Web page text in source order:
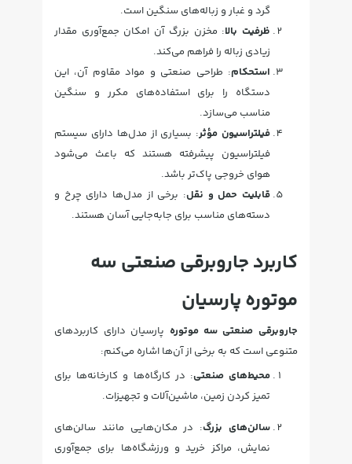
گرد و غبار و زباله‌های سنگین است.
ظرفیت بالا: مخزن بزرگ آن امکان جمع‌آوری مقدار
زیادی زباله را فراهم می‌کند.
استحکام: طراحی صنعتی و مواد مقاوم آن، این
دستگاه را برای استفاده‌های مکرر و سنگین
مناسب می‌سازد.
فیلتراسیون مؤثر: بسیاری از مدل‌ها دارای سیستم
فیلتراسیون پیشرفته هستند که باعث می‌شود
هوای خروجی پاک‌تر باشد.
قابلیت حمل و نقل: برخی از مدل‌ها دارای چرخ و
دسته‌های مناسب برای جابه‌جایی آسان هستند.
کاربرد جاروبرقی صنعتی سه
موتوره پارسیان
جاروبرقی صنعتی سه موتوره پارسیان دارای کاربردهای
متنوعی است که به برخی از آن‌ها اشاره می‌کنم:
محیط‌های صنعتی: در کارگاه‌ها و کارخانه‌ها برای
تمیز کردن زمین، ماشین‌آلات و تجهیزات.
سالن‌های بزرگ: در مکان‌هایی مانند سالن‌های
نمایش، مراکز خرید و ورزشگاه‌ها برای جمع‌آوری